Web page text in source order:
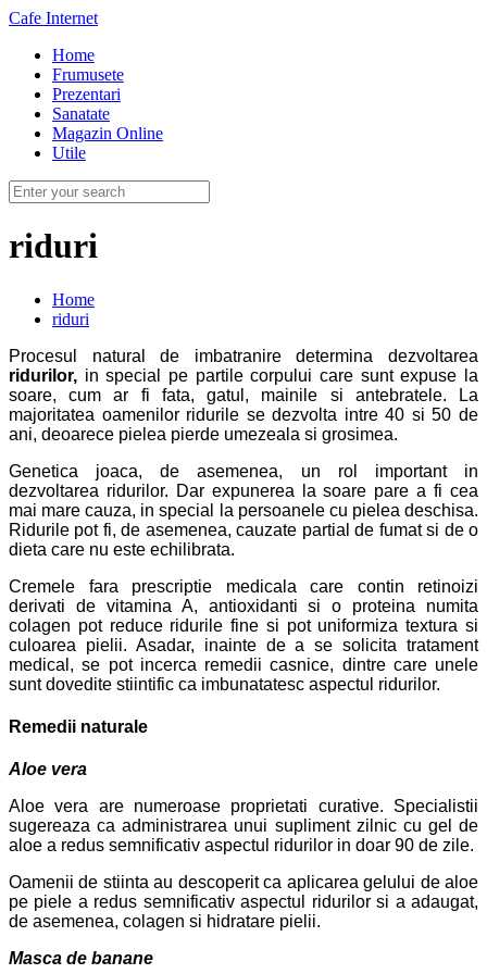
Cafe Internet
Home
Frumusete
Prezentari
Sanatate
Magazin Online
Utile
riduri
Home
riduri
Procesul natural de imbatranire determina dezvoltarea
ridurilor, in special pe partile corpului care sunt expuse la
soare, cum ar fi fata, gatul, mainile si antebratele.
La
majoritatea oamenilor ridurile se dezvolta intre 40 si 50 de
ani, deoarece pielea pierde umezeala si grosimea.
Genetica joaca, de asemenea, un rol important in
dezvoltarea ridurilor. Dar expunerea la soare pare a fi cea
mai mare cauza, in special la persoanele cu pielea deschisa.
Ridurile pot fi, de asemenea, cauzate partial de fumat si de o
dieta care nu este echilibrata.
Cremele fara prescriptie medicala care contin retinoizi
derivati de vitamina A, antioxidanti si o proteina numita
colagen pot reduce ridurile fine si pot uniformiza textura si
culoarea pielii. Asadar, inainte de a se solicita tratament
medical, se pot incerca remedii casnice, dintre care unele
sunt dovedite stiintific ca imbunatatesc aspectul ridurilor.
Remedii naturale
Aloe vera
Aloe vera are numeroase proprietati curative. Specialistii
sugereaza ca administrarea unui supliment zilnic cu gel de
aloe a redus semnificativ aspectul ridurilor in doar 90 de zile.
Oamenii de stiinta au descoperit ca aplicarea gelului de aloe
pe piele a redus semnificativ aspectul ridurilor si a adaugat,
de asemenea, colagen si hidratare pielii.
Masca de banane